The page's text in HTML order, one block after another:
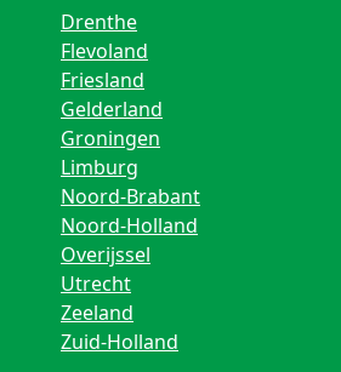
Drenthe
Flevoland
Friesland
Gelderland
Groningen
Limburg
Noord-Brabant
Noord-Holland
Overijssel
Utrecht
Zeeland
Zuid-Holland